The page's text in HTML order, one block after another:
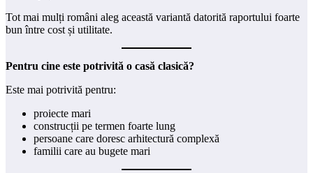
Tot mai mulți români aleg această variantă datorită raportului foarte
bun între cost și utilitate.
Pentru cine este potrivită o casă clasică?
Este mai potrivită pentru:
proiecte mari
construcții pe termen foarte lung
persoane care doresc arhitectură complexă
familii care au bugete mari